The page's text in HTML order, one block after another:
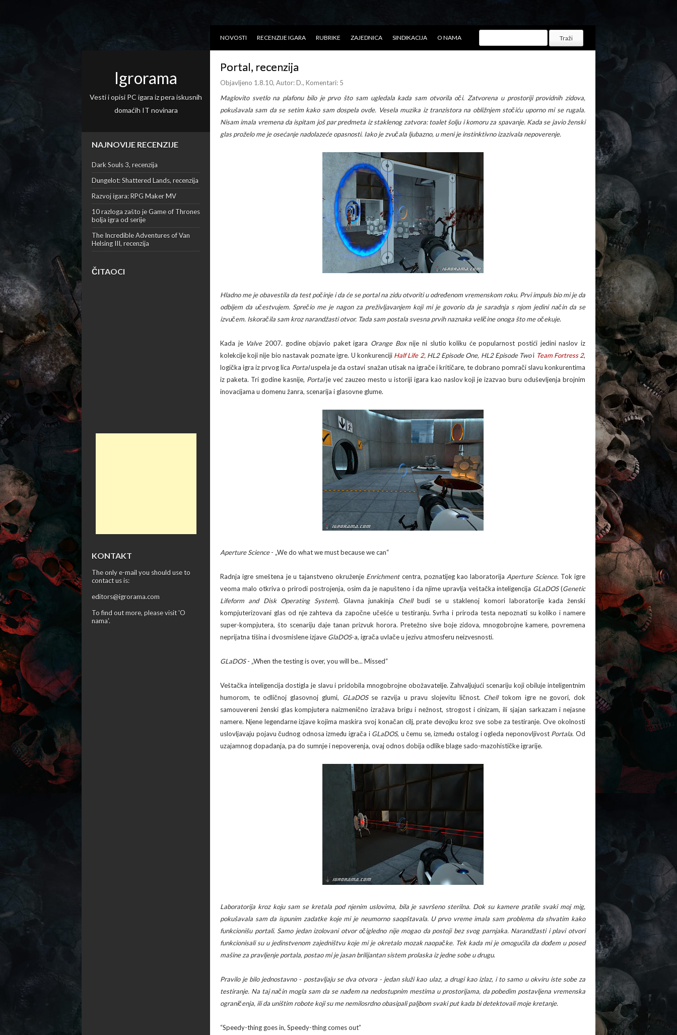
NOVOSTI RECENZIJE IGARA RUBRIKE ZAJEDNICA SINDIKACIJA O NAMA
Igrorama
Vesti i opisi PC igara iz pera iskusnih
domaćih IT novinara
NAJNOVIJE RECENZIJE
Dark Souls 3, recenzija
Dungelot: Shattered Lands, recenzija
Razvoj igara: RPG Maker MV
10 razloga zašto je Game of Thrones
bolja igra od serije
The Incredible Adventures of Van
Helsing III, recenzija
ČITAOCI
KONTAKT
The only e-mail you should use to
contact us is:
editors@igrorama.com
To find out more, please visit 'O
nama'.
Portal, recenzija
Objavljeno 1.8.10, Autor:D., Komentari: 5
Maglovito svetlo na plafonu bilo je prvo što sam ugledala kada sam otvorila oči. Zatvorena u prostoriji providnih zidova,
pokušavala sam da se setim kako sam dospela ovde. Vesela muzika iz tranzistora na obližnjem stočiću uporno mi se rugala.
Nisam imala vremena da ispitam još par predmeta iz staklenog zatvora: toalet šolju i komoru za spavanje. Kada se javio ženski
glas proželo me je osećanje nadolazeće opasnosti. Iako je zvučala ljubazno, u meni je instinktivno izazivala nepoverenje.
Hladno me je obavestila da test počinje i da će se portal na zidu otvoriti u određenom vremenskom roku. Prvi impuls bio mi je da
odbijem da učestvujem. Sprečio me je nagon za preživljavanjem koji mi je govorio da je saradnja s njom jedini način da se
izvučem. Iskoračila sam kroz narandžasti otvor. Tada sam postala svesna prvih naznaka veličine onoga što me očekuje.
Kada je Valve2007. godine objavio paket igara Orange Boxnije ni slutio koliku će popularnost postići jedini naslov iz
kolekcije koji nije bio nastavak poznate igre. U konkurenciji Half Life 2, HL2 Episode One, HL2 Episode Twoi Team Fortress 2,
logička igra iz prvog lica Portaluspela je da ostavi snažan utisak na igrače i kritičare, te dobrano pomrači slavu konkurentima
iz paketa. Tri godine kasnije, Portalje već zauzeo mesto u istoriji igara kao naslov koji je izazvao buru oduševljenja brojnim
inovacijama u domenu žanra, scenarija i glasovne glume.
Aperture Science- „We do what we must because we can“
Radnja igre smeštena je u tajanstveno okruženje Enrichmentcentra, poznatijeg kao laboratorija Aperture Science. Tok igre
veoma malo otkriva o prirodi postrojenja, osim da je napušteno i da njime upravlja veštačka inteligencija GLaDOS(Genetic
Lifeform and Disk Operating System). Glavna junakinja Chellbudi se u staklenoj komori laboratorije kada ženski
kompjuterizovani glas od nje zahteva da započne učešće u testiranju. Svrha i priroda testa nepoznati su koliko i namere
super-kompjutera, što scenariju daje tanan prizvuk horora. Pretežno sive boje zidova, mnogobrojne kamere, povremena
neprijatna tišina i dvosmislene izjave GlaDOS-a, igrača uvlače u jezivu atmosferu neizvesnosti.
GLaDOS- „When the testing is over, you will be... Missed“
Veštačka inteligencija dostigla je slavu i pridobila mnogobrojne obožavatelje. Zahvaljujući scenariju koji obiluje inteligentnim
humorom, te odličnoj glasovnoj glumi, GLaDOSse razvija u pravu slojevitu ličnost. Chelltokom igre ne govori, dok
samouvereni ženski glas kompjutera naizmenično izražava brigu i nežnost, strogost i cinizam, ili sjajan sarkazam i nejasne
namere. Njene legendarne izjave kojima maskira svoj konačan cilj, prate devojku kroz sve sobe za testiranje. Ove okolnosti
uslovljavaju pojavu čudnog odnosa između igrača i GLaDOS, u čemu se, između ostalog i ogleda neponovljivost Portala. Od
uzajamnog dopadanja, pa do sumnje i nepoverenja, ovaj odnos dobija odlike blage sado-mazohističke igrarije.
Laboratorija kroz koju sam se kretala pod njenim uslovima, bila je savršeno sterilna. Dok su kamere pratile svaki moj mig,
pokušavala sam da ispunim zadatke koje mi je neumorno saopštavala. U prvo vreme imala sam problema da shvatim kako
funkcionišu portali. Samo jedan izolovani otvor očigledno nije mogao da postoji bez svog parnjaka. Narandžasti i plavi otvori
funkcionisali su u jedinstvenom zajedništvu koje mi je okretalo mozak naopačke. Tek kada mi je omogućila da dođem u posed
mašine za pravljenje portala, postao mi je jasan brilijantan sistem prolaska iz jedne sobe u drugu.
Pravilo je bilo jednostavno - postavljaju se dva otvora - jedan služi kao ulaz, a drugi kao izlaz, i to samo u okviru iste sobe za
testiranje. Na taj način mogla sam da se nađem na nedostupnim mestima u prostorijama, da pobedim postavljena vremenska
ograničenja, ili da uništim robote koji su me nemilosrdno obasipali paljbom svaki put kada bi detektovali moje kretanje.
“Speedy-thing goes in, Speedy-thing comes out”